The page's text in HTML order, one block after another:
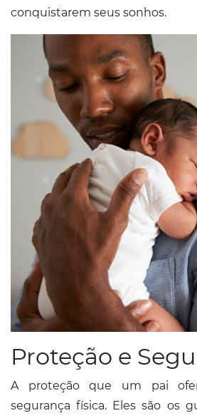
conquistarem seus sonhos.
Proteção e
A proteção que um pai
segurança física. Eles são os